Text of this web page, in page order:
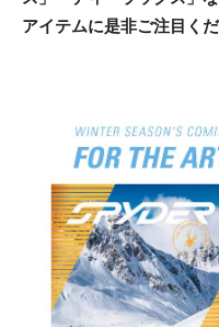
アイテムに是非ご注目くだ